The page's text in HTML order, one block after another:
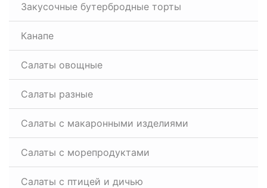
Закусочные бутербродные торты
Канапе
Салаты овощные
Салаты разные
Салаты с макаронными изделиями
Салаты с морепродуктами
Салаты с птицей и дичью